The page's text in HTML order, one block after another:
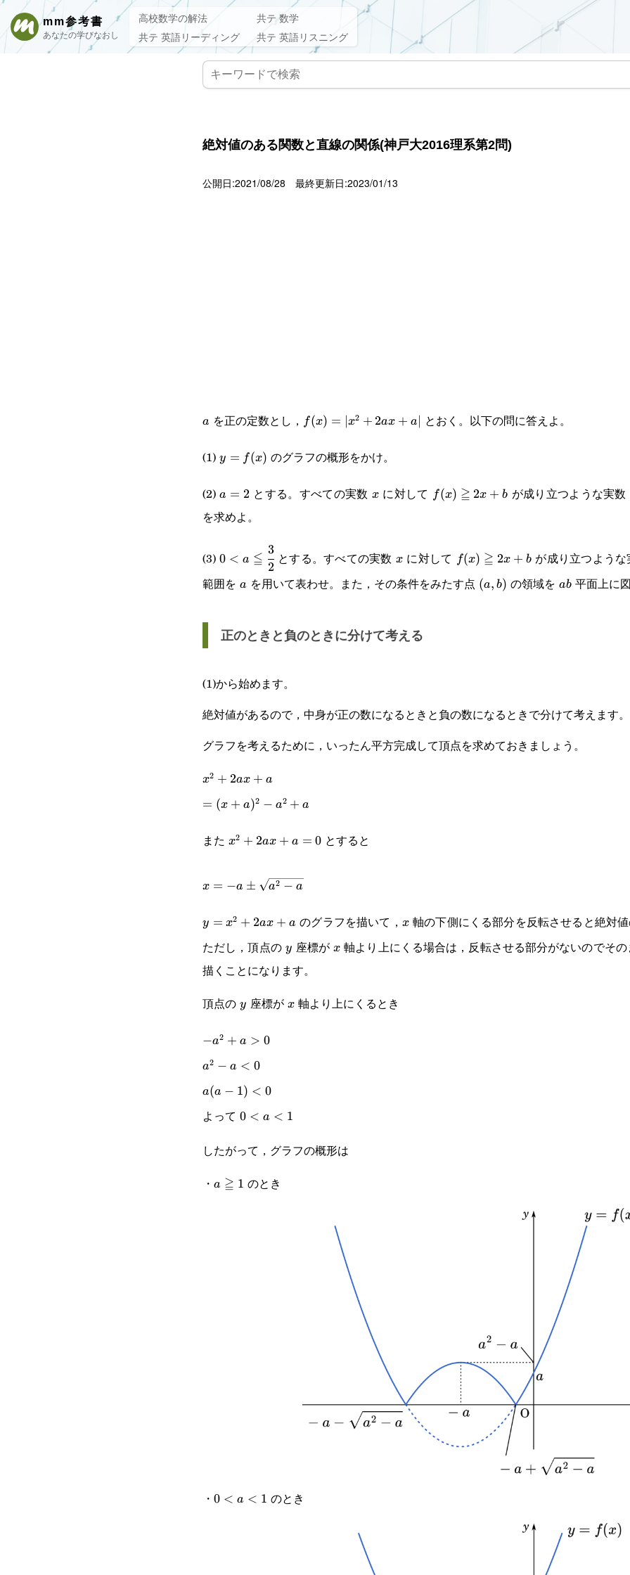
mm参考書
あなたの学びなおし
高校数学の解法
共テ 数学
共テ 英語リーディング
共テ 英語リスニング
絶対値のある関数と直線の関係(神戸大2016理系第2問)
公開日:2021/08/28 最終更新日:2023/01/13
a
a を正の定数とし， f(x)=|x^2+2ax+a|
f(x) = x2 + 2ax + a とおく。以下の問に答えよ。
(1) y=f(x)
y = f(x) のグラフの概形をかけ。
(2)a=2
a = 2 とする。すべての実数 x
xに対して f(x)\geqq2x+b
f(x) ≧ 2x + b が成り立つような実数
を求めよ。
(3) 0<a\leqq\cfrac{3}
0 < a ≦ 2
3
とする。すべての実数x に対して f(x)\geqq2x+b
f(x) ≧ 2x + b が成り立つよう
範囲を a
a を用いて表わせ。また，その条件をみたす点 (a,b)
(a, b) の領域を ab
ab平面上に図
正のときと負のときに分けて考える
(1)から始めます。
絶対値があるので，中身が正の数になるときと負の数になるときで分けて考えます。
グラフを考えるために，いったん平方完成して頂点を求めておきましょう。
x^2+2ax+a
x2 + 2ax + a
=
= (x + a)2 − a2 + a
また x^2+2ax+a=0
x2 + 2ax + a = 0 とすると
a}
x = −a ± a2 − a
y=x^2+2ax+a
y = x2 + 2ax + a のグラフを描いて， x
x軸の下側にくる部分を反転させると絶対値
ただし，頂点の y
y 座標がx
x 軸より上にくる場合は，反転させる部分がないのでそ
描くことになります。
頂点の y
y 座標が x
x軸より上にくるとき
-
a^2+a>0
−a2 + a > 0
a^2-
a<0
a2 − a < 0
a(a-
1)
a(a − 1) < 0
よって 0<a<1
0 < a < 1
したがって，グラフの概形は
・ a\geqq1
a ≧ 1 のとき
・ 0<a<1
0 < a < 1 のとき